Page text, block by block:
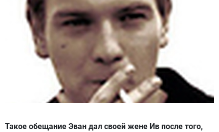
Такое обещание Эван дал своей жене Ив после того,